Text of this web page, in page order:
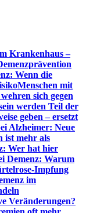
Krankenhaus –
Wenn die
Menschen mit
sich gegen
werden Teil der
geben – ersetzt
Alzheimer: Neue
ist mehr als
Wer hat hier
Demenz: Warum
Impfung
im
Veränderungen?